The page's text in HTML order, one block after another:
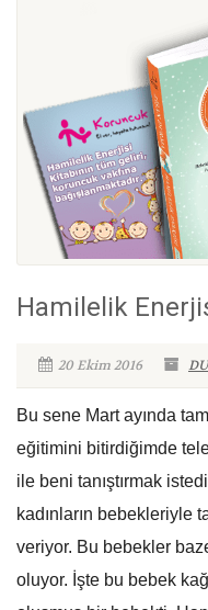
Hamilelik
20 Ekim 2016
Bu sene Mart ayında
eğitimini bitirdiğimde
ile beni tanıştırmak
kadınların bebekleriyle
veriyor. Bu bebekler
oluyor. İşte bu bebek